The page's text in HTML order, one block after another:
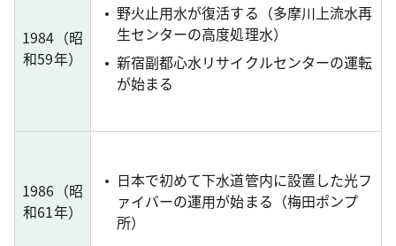
1984（昭
和59年）
野火止用水が復活する（多摩川上流水再
生センターの高度処理水）
新宿副都心水リサイクルセンターの運転
が始まる
1986（昭
和61年）
日本で初めて下水道管内に設置した光フ
ァイバーの運用が始まる（梅田ポンプ
所）